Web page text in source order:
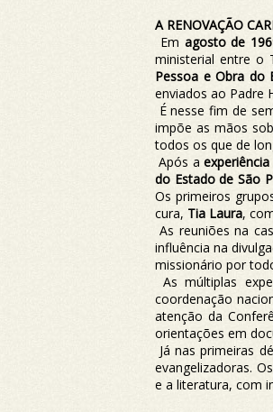
A RENOVAÇÃO
Em agosto de
ministerial entre o
Pessoa e Obra do
enviados ao Padre
É nesse fim de
impõe as mãos
todos os que de
Após a
do Estado de São
Os primeiros
cura, Tia Laura,
As reuniões na
influência na
missionário por
As múltiplas
coordenação
atenção da
orientações em
Já nas primeiras
evangelizadoras.
e a literatura, com